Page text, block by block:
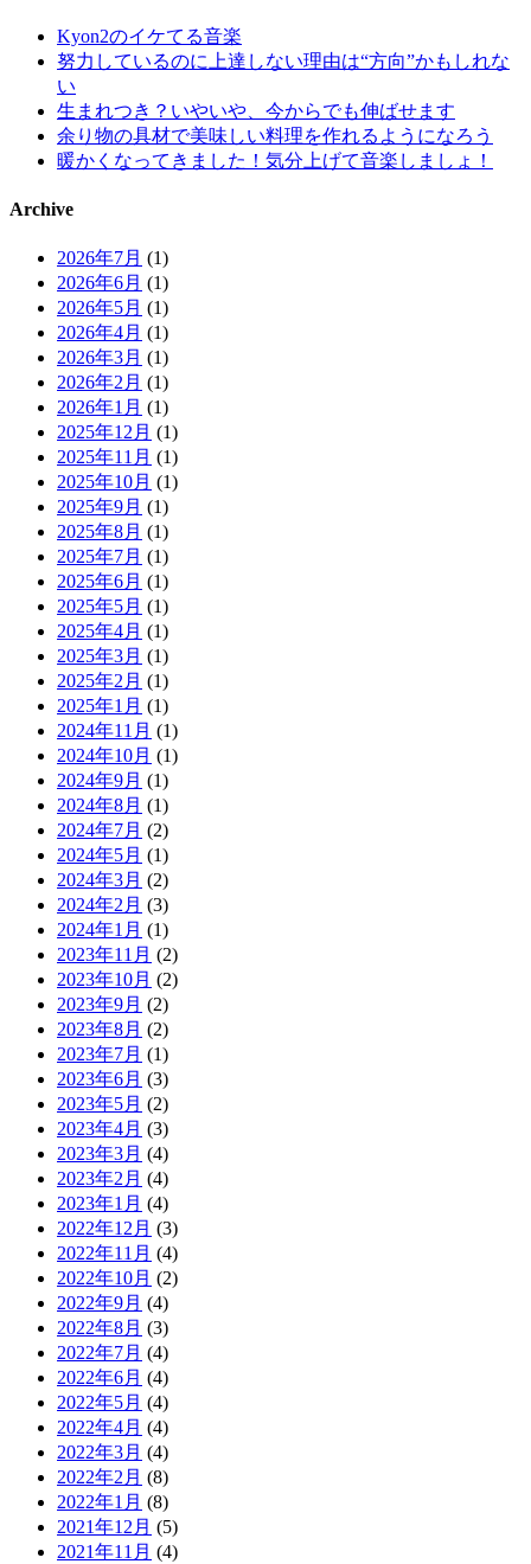
Kyon2のイケてる音楽
努力しているのに上達しない理由は“方向”かもしれな
い
生まれつき？いやいや、今からでも伸ばせます
余り物の具材で美味しい料理を作れるようになろう
暖かくなってきました！気分上げて音楽しましょ！
Archive
2026年7月 (1)
2026年6月 (1)
2026年5月 (1)
2026年4月 (1)
2026年3月 (1)
2026年2月 (1)
2026年1月 (1)
2025年12月 (1)
2025年11月 (1)
2025年10月 (1)
2025年9月 (1)
2025年8月 (1)
2025年7月 (1)
2025年6月 (1)
2025年5月 (1)
2025年4月 (1)
2025年3月 (1)
2025年2月 (1)
2025年1月 (1)
2024年11月 (1)
2024年10月 (1)
2024年9月 (1)
2024年8月 (1)
2024年7月 (2)
2024年5月 (1)
2024年3月 (2)
2024年2月 (3)
2024年1月 (1)
2023年11月 (2)
2023年10月 (2)
2023年9月 (2)
2023年8月 (2)
2023年7月 (1)
2023年6月 (3)
2023年5月 (2)
2023年4月 (3)
2023年3月 (4)
2023年2月 (4)
2023年1月 (4)
2022年12月 (3)
2022年11月 (4)
2022年10月 (2)
2022年9月 (4)
2022年8月 (3)
2022年7月 (4)
2022年6月 (4)
2022年5月 (4)
2022年4月 (4)
2022年3月 (4)
2022年2月 (8)
2022年1月 (8)
2021年12月 (5)
2021年11月 (4)